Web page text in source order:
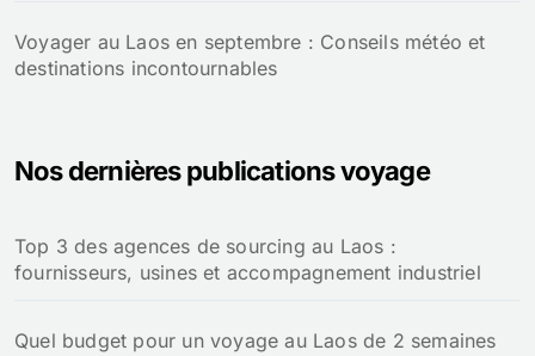
Voyager au Laos en septembre : Conseils météo et
destinations incontournables
Nos dernières publications voyage
Top 3 des agences de sourcing au Laos :
fournisseurs, usines et accompagnement industriel
Quel budget pour un voyage au Laos de 2 semaines